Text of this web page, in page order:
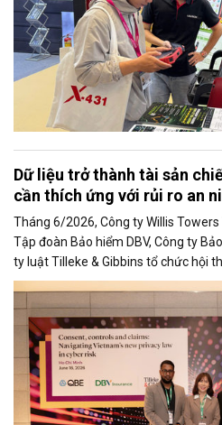
Dữ liệu trở thành tài sản
cần thích ứng với rủi ro an
Tháng 6/2026, Công ty Willis
Tập đoàn Bảo hiểm DBV, Công ty
ty luật Tilleke & Gibbins tổ chức hội
kiểm soát và Bồi thường trong quản